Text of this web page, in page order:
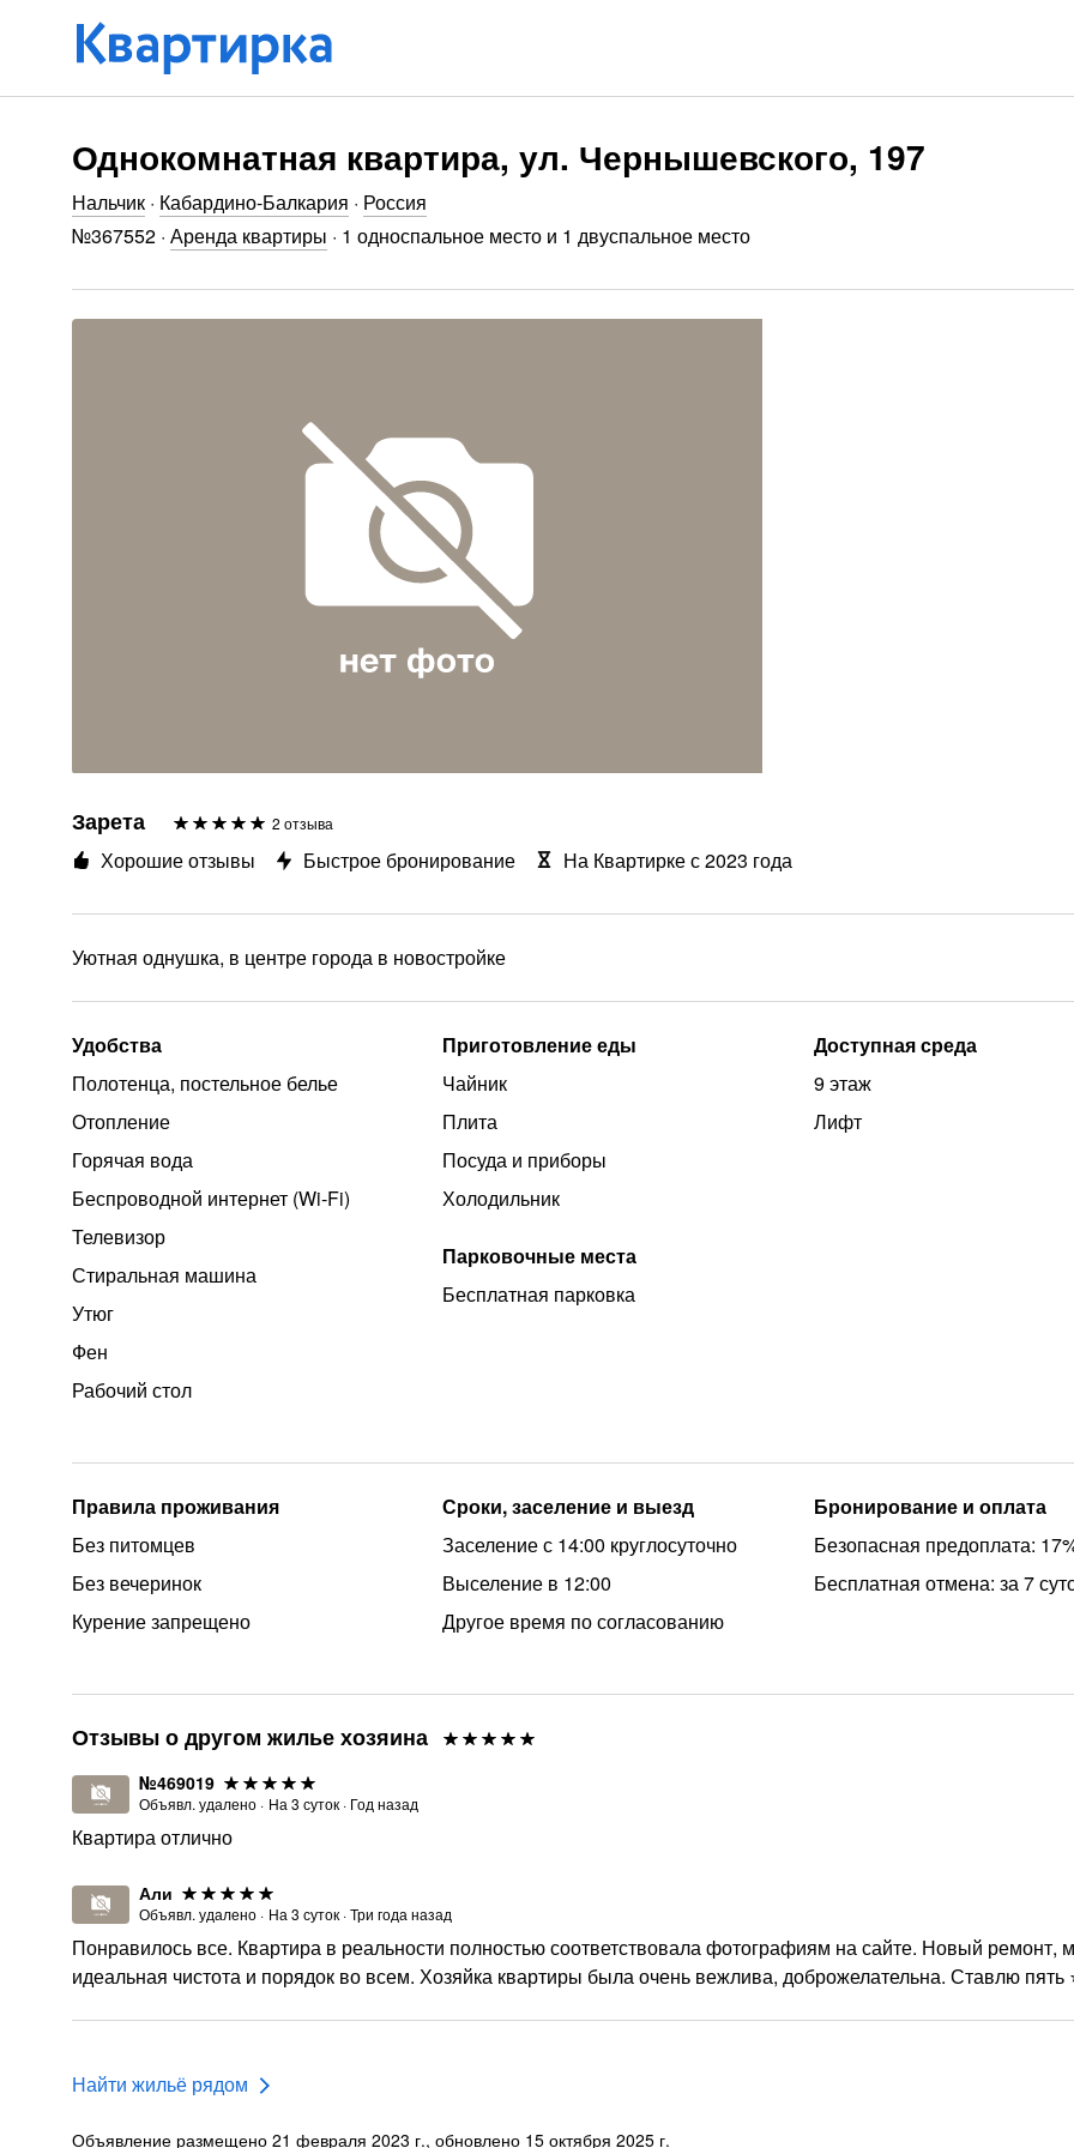
Однокомнатная квартира, ул. Чернышевского, 197
Нальчик · Кабардино-Балкария · Россия
№367552 · Аренда квартиры · 1 односпальное место и 1 двуспальное место
Зарета 2 отзыва
Хорошие отзывы Быстрое бронирование На Квартирке с 2023 года
Уютная однушка, в центре города в новостройке
Удобства
Полотенца, постельное белье
Отопление
Горячая вода
Беспроводной интернет (Wi‑Fi)
Телевизор
Стиральная машина
Утюг
Фен
Рабочий стол
Приготовление еды
Чайник
Плита
Посуда и приборы
Холодильник
Парковочные места
Бесплатная парковка
Доступная среда
9 этаж
Лифт
Правила проживания
Без питомцев
Без вечеринок
Курение запрещено
Сроки, заселение и выезд
Заселение с 14:00 круглосуточно
Выселение в 12:00
Другое время по согласованию
Бронирование и оплата
Безопасная предоплата:
Бесплатная отмена: за 7
Отзывы о другом жилье хозяина
№469019
Объявл. удалено · На 3 суток · Год назад
Квартира отлично
Али
Объявл. удалено · На 3 суток ·Три года назад
Понравилось все. Квартира в реальности полностью соответствовала фотографиям на сайте. Новый ремонт,
идеальная чистота и порядок во всем. Хозяйка квартиры была очень вежлива, доброжелательна. Ставлю пять
Найти жильё рядом
Объявление размещено 21 февраля 2023 г., обновлено 15 октября 2025 г.